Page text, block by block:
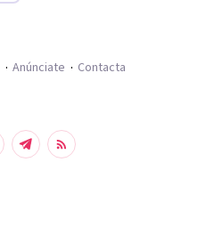
Anúnciate Contacta